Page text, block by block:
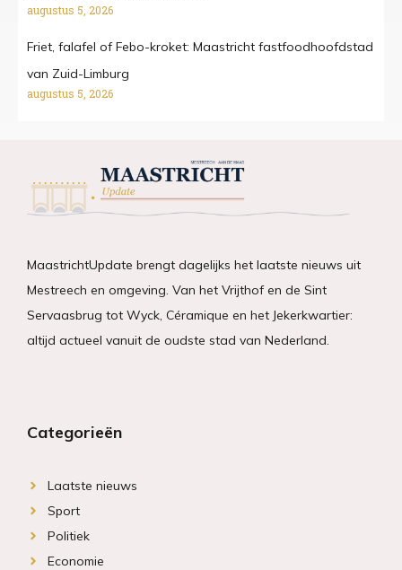
augustus 5, 2026
Friet, falafel of Febo-kroket: Maastricht fastfoodhoofdstad
van Zuid-Limburg
augustus 5, 2026
MaastrichtUpdate brengt dagelijks het laatste nieuws uit
Mestreech en omgeving. Van het Vrijthof en de Sint
Servaasbrug tot Wyck, Céramique en het Jekerkwartier:
altijd actueel vanuit de oudste stad van Nederland.
Categorieën
Laatste nieuws
Sport
Politiek
Economie